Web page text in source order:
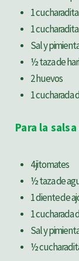
1
1
Sal y
½ taza de
2 huevos
1 cucharada
Para la
4 jitomates
½ taza de
1 diente de
1 cucharada
Sal y
½